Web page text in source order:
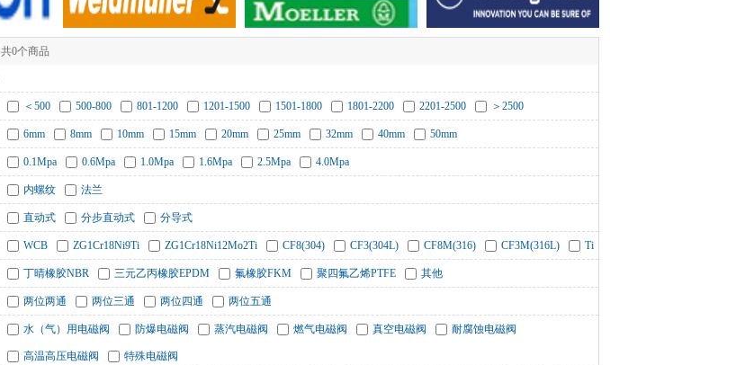
共0个商品
＜500 500-800 801-1200 1201-1500 1501-1800 1801-2200 2201-2500 ＞2500
6mm 8mm 10mm 15mm 20mm 25mm 32mm 40mm 50mm
0.1Mpa 0.6Mpa 1.0Mpa 1.6Mpa 2.5Mpa 4.0Mpa
内螺纹 法兰
直动式 分步直动式 分导式
WCB ZG1Cr18Ni9Ti ZG1Cr18Ni12Mo2Ti CF8(304) CF3(304L) CF8M(316) CF3M(316L) Ti
丁晴橡胶NBR 三元乙丙橡胶EPDM 氟橡胶FKM 聚四氟乙烯PTFE 其他
两位两通 两位三通 两位四通 两位五通
水（气）用电磁阀 防爆电磁阀 蒸汽电磁阀 燃气电磁阀 真空电磁阀 耐腐蚀电磁阀
高温高压电磁阀 特殊电磁阀